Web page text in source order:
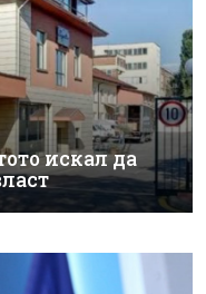
искал да